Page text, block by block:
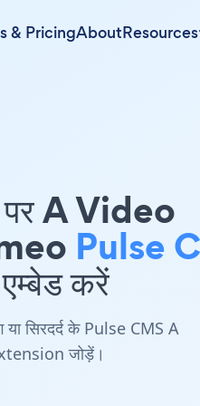
& PricingAboutResources
पर A Video
Pulse
करें
या सिरदर्द के Pulse CMS A
जोड़ें।